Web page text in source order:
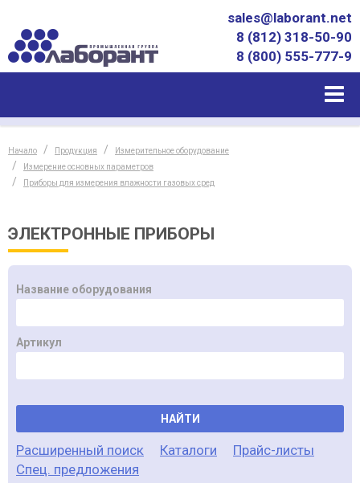
sales@laborant.net
8 (812) 318-50-90
8 (800) 555-777-9
Начало Продукция
Измерительное оборудование
Измерение основных параметров
Приборы для измерения влажности газовых сред
ЭЛЕКТРОННЫЕ ПРИБОРЫ
Название оборудования
Артикул
НАЙТИ
Расширенный поиск Каталоги
Прайс-листы
Спец. предложения